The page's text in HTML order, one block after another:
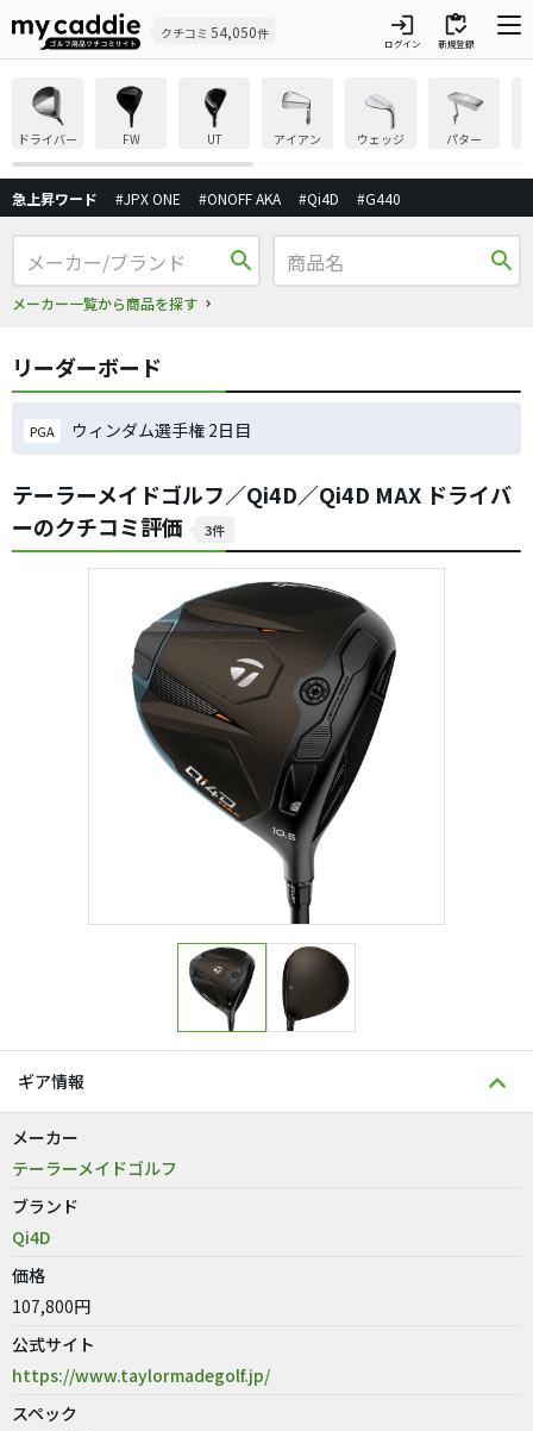
クチコミ 54,050件 login
ログイン
inventory
新規登録
ドライバー FW UT アイアン ウェッジ パター
急上昇ワード #JPX ONE #ONOFF AKA #Qi4D #G440
search
メーカー一覧から商品を探す
search
リーダーボード
PGA ウィンダム選手権 2日目
テーラーメイドゴルフ／Qi4D／Qi4D MAX ドライバ
ーのクチコミ評価
3件
ギア情報
メーカー
テーラーメイドゴルフ
ブランド
Qi4D
価格
107,800円
公式サイト
https://www.taylormadegolf.jp/
スペック